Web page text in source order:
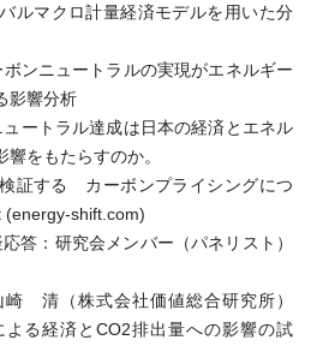
ルマクロ計量経済モデルを用いた分
ンニュートラルの実現がエネルギー
影響分析
ートラル達成は日本の経済とエネル
をもたらすのか。
証する カーボンプライシングにつ
(energy-shift.com)
答：研究会メンバー（パネリスト）
清（株式会社価値総合研究所）
よる経済とCO2排出量への影響の試